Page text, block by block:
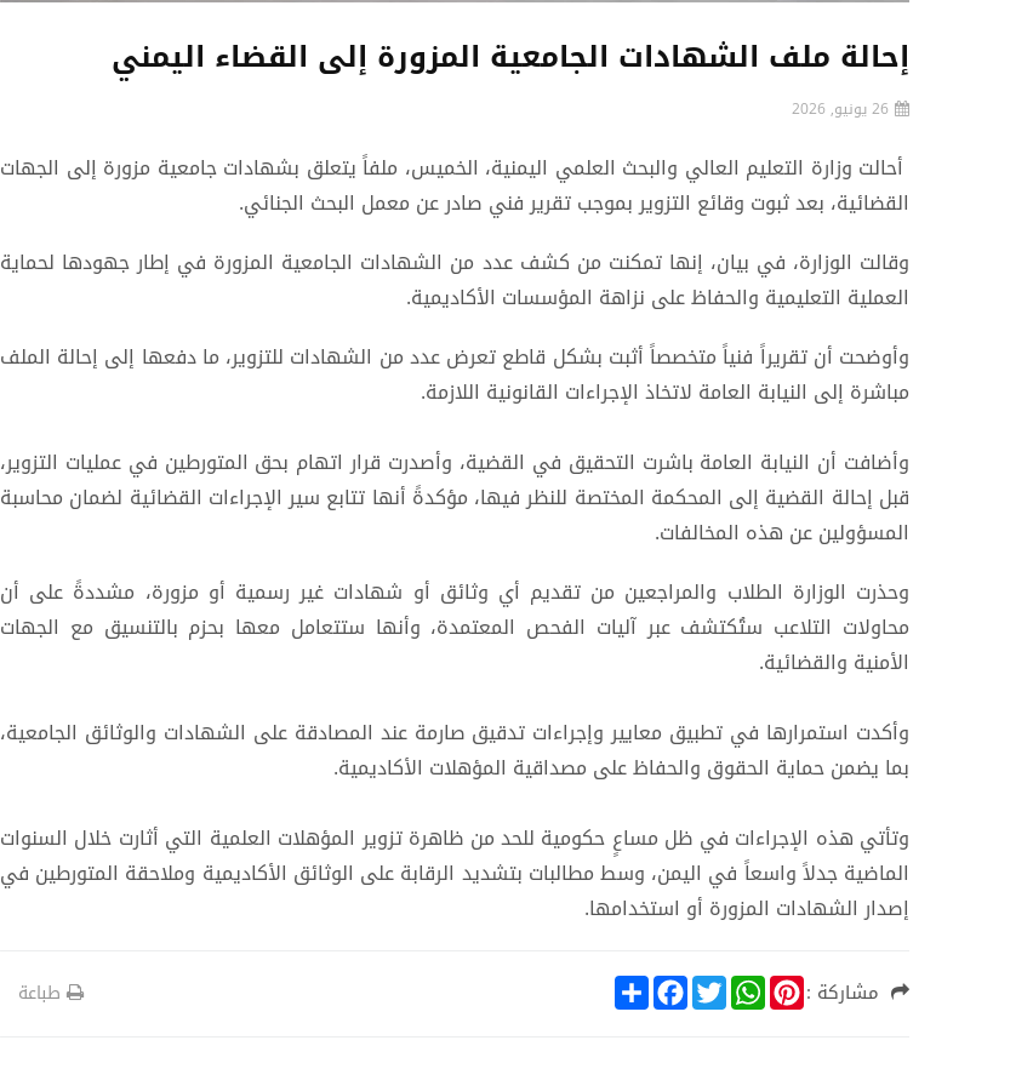
إحالة ملف الشهادات الجامعية المزورة إلى القضاء اليمني
26 يونيو, 2026
أحالت وزارة التعليم العالي والبحث العلمي اليمنية، الخميس، ملفاً يتعلق بشهادات جامعية مزورة إلى الجهات
القضائية، بعد ثبوت وقائع التزوير بموجب تقرير فني صادر عن معمل البحث الجنائي.
وقالت الوزارة، في بيان، إنها تمكنت من كشف عدد من الشهادات الجامعية المزورة في إطار جهودها لحماية
العملية التعليمية والحفاظ على نزاهة المؤسسات الأكاديمية.
وأوضحت أن تقريراً فنياً متخصصاً أثبت بشكل قاطع تعرض عدد من الشهادات للتزوير، ما دفعها إلى إحالة الملف
مباشرة إلى النيابة العامة لاتخاذ الإجراءات القانونية اللازمة.
وأضافت أن النيابة العامة باشرت التحقيق في القضية، وأصدرت قرار اتهام بحق المتورطين في عمليات التزوير،
قبل إحالة القضية إلى المحكمة المختصة للنظر فيها، مؤكدةً أنها تتابع سير الإجراءات القضائية لضمان محاسبة
المسؤولين عن هذه المخالفات.
وحذرت الوزارة الطلاب والمراجعين من تقديم أي وثائق أو شهادات غير رسمية أو مزورة، مشددةً على أن
محاولات التلاعب ستُكتشف عبر آليات الفحص المعتمدة، وأنها ستتعامل معها بحزم بالتنسيق مع الجهات
الأمنية والقضائية.
وأكدت استمرارها في تطبيق معايير وإجراءات تدقيق صارمة عند المصادقة على الشهادات والوثائق الجامعية،
بما يضمن حماية الحقوق والحفاظ على مصداقية المؤهلات الأكاديمية.
وتأتي هذه الإجراءات في ظل مساعٍ حكومية للحد من ظاهرة تزوير المؤهلات العلمية التي أثارت خلال السنوات
الماضية جدلاً واسعاً في اليمن، وسط مطالبات بتشديد الرقابة على الوثائق الأكاديمية وملاحقة المتورطين في
إصدار الشهادات المزورة أو استخدامها.
مشاركة : S
h
F
a
T
w
W
h
P
i طباعة